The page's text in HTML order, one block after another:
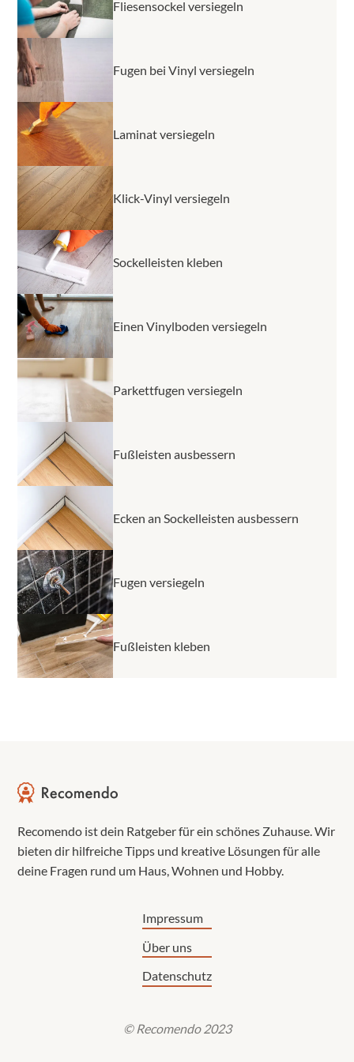
Fliesensockel versiegeln
Fugen bei Vinyl versiegeln
Laminat versiegeln
Klick-Vinyl versiegeln
Sockelleisten kleben
Einen Vinylboden versiegeln
Parkettfugen versiegeln
Fußleisten ausbessern
Ecken an Sockelleisten ausbessern
Fugen versiegeln
Fußleisten kleben
Recomendo ist dein Ratgeber für ein schönes Zuhause. Wir
bieten dir hilfreiche Tipps und kreative Lösungen für alle
deine Fragen rund um Haus, Wohnen und Hobby.
© Recomendo 2023
Impressum
Über uns
Datenschutz